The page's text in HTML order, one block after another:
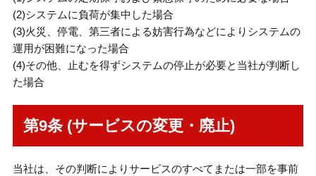
(2)システムに負荷が集中した場合
(3)火災、停電、第三者による妨害行為などによりシステムの
運用が困難になった場合
(4)その他、止むを得ずシステムの停止が必要と当社が判断し
た場合
第9条 (サービスの変更・廃止)
当社は、その判断によりサービスのすべてまたは一部を事前